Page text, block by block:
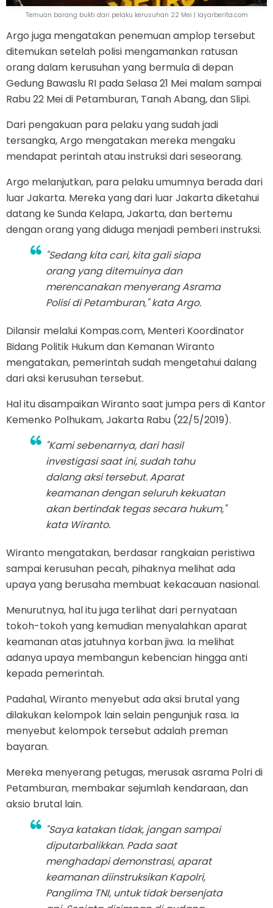
Temuan barang bukti dari pelaku kerusuhan 22 Mei | layarberita.com
Argo juga mengatakan penemuan amplop tersebut
ditemukan setelah polisi mengamankan ratusan
orang dalam kerusuhan yang bermula di depan
Gedung Bawaslu RI pada Selasa 21 Mei malam sampai
Rabu 22 Mei di Petamburan, Tanah Abang, dan Slipi.
Dari pengakuan para pelaku yang sudah jadi
tersangka, Argo mengatakan mereka mengaku
mendapat perintah atau instruksi dari seseorang.
Argo melanjutkan, para pelaku umumnya berada dari
luar Jakarta. Mereka yang dari luar Jakarta diketahui
datang ke Sunda Kelapa, Jakarta, dan bertemu
dengan orang yang diduga menjadi pemberi instruksi.
"Sedang kita cari, kita gali siapa
orang yang ditemuinya dan
merencanakan menyerang Asrama
Polisi di Petamburan," kata Argo.
Dilansir melalui Kompas.com, Menteri Koordinator
Bidang Politik Hukum dan Kemanan Wiranto
mengatakan, pemerintah sudah mengetahui dalang
dari aksi kerusuhan tersebut.
Hal itu disampaikan Wiranto saat jumpa pers di Kantor
Kemenko Polhukam, Jakarta Rabu (22/5/2019).
"Kami sebenarnya, dari hasil
investigasi saat ini, sudah tahu
dalang aksi tersebut. Aparat
keamanan dengan seluruh kekuatan
akan bertindak tegas secara hukum,"
kata Wiranto.
Wiranto mengatakan, berdasar rangkaian peristiwa
sampai kerusuhan pecah, pihaknya melihat ada
upaya yang berusaha membuat kekacauan nasional.
Menurutnya, hal itu juga terlihat dari pernyataan
tokoh-tokoh yang kemudian menyalahkan aparat
keamanan atas jatuhnya korban jiwa. Ia melihat
adanya upaya membangun kebencian hingga anti
kepada pemerintah.
Padahal, Wiranto menyebut ada aksi brutal yang
dilakukan kelompok lain selain pengunjuk rasa. Ia
menyebut kelompok tersebut adalah preman
bayaran.
Mereka menyerang petugas, merusak asrama Polri di
Petamburan, membakar sejumlah kendaraan, dan
aksio brutal lain.
"Saya katakan tidak, jangan sampai
diputarbalikkan. Pada saat
menghadapi demonstrasi, aparat
keamanan diinstruksikan Kapolri,
Panglima TNI, untuk tidak bersenjata